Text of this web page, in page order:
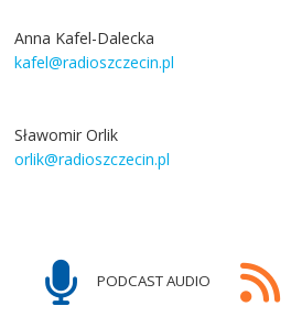
Anna Kafel-Dalecka
kafel@radioszczecin.pl
Sławomir Orlik
orlik@radioszczecin.pl
PODCAST AUDIO